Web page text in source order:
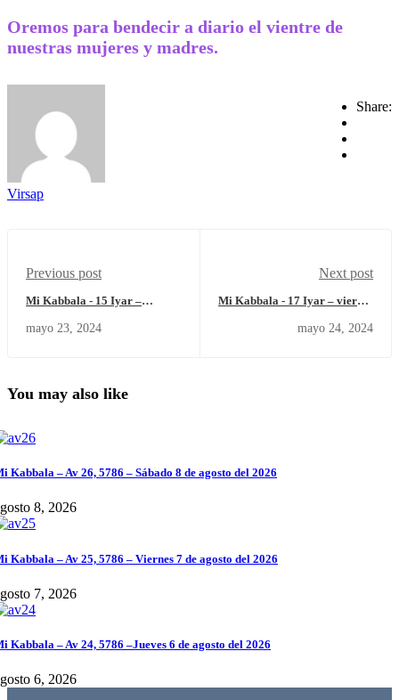
Oremos para bendecir a diario el vientre de
nuestras mujeres y madres.
Share:
Virsap
Previous post
Mi Kabbala - 15 Iyar –
2024.
mayo 23, 2024
Next post
Mi Kabbala - 17 Iyar – viernes
mayo 24, 2024
You may also like
Kabbala – Av 26, 5786 – Sábado 8 de agosto del 2026
8, 2026
Kabbala – Av 25, 5786 – Viernes 7 de agosto del 2026
7, 2026
Kabbala – Av 24, 5786 –Jueves 6 de agosto del 2026
6, 2026